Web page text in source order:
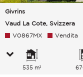
Givrins
Vaud La Cote, Svizzera
V0867MX Vendita
535 m²